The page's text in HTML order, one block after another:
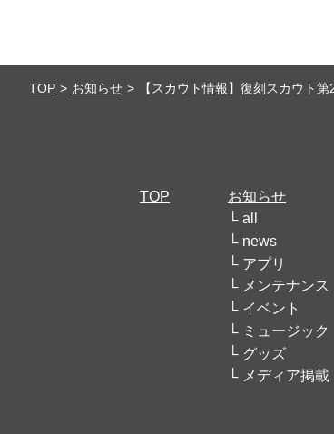
TOP お知らせ 【スカウト情報】復刻スカウト第
TOP
お知らせ
all
news
アプリ
メンテナンス
イベント
ミュージック
グッズ
メディア掲載